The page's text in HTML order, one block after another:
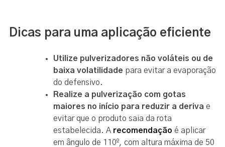
Dicas para uma aplicação eficiente
Utilize pulverizadores não voláteis ou de
baixa volatilidade para evitar a evaporação
do defensivo.
Realize a pulverização com gotas
maiores no início para reduzir a deriva e
evitar que o produto saia da rota
estabelecida. A recomendação é aplicar
em ângulo de 110º, com altura máxima de 50